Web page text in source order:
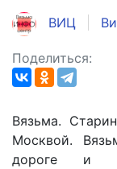
ВИЦ
Поделиться:
Вязьма.
Москвой.
дороге и